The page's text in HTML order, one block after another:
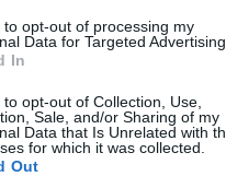
to opt-out of processing my
Data for Targeted Advertising.
In
to opt-out of Collection, Use,
Sale, and/or Sharing of my
Data that Is Unrelated with
for which it was collected.
Out
από τα
κίνδυνοι κατά τη
φάρμακα;
λέγονται «αναστολείς